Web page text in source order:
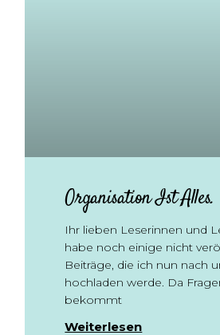
Organisation Ist Alles.
Ihr lieben Leserinnen und
habe noch einige nicht
Beiträge, die ich nun nach
hochladen werde. Da
bekommt
Weiterlesen